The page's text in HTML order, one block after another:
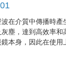
在介質中傳播時產
塵，達到高效率和
本身，因此在使用